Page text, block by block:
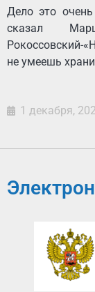
Дело это
сказал
Рокоссовский-
не умеешь
1 декабря,